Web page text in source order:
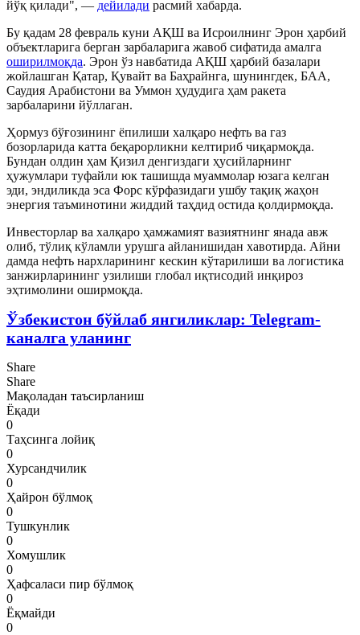
йўқ қилади", — дейилади расмий хабарда.
Бу қадам 28 февраль куни АҚШ ва Исроилнинг Эрон ҳарбий
объектларига берган зарбаларига жавоб сифатида амалга
оширилмоқда. Эрон ўз навбатида АҚШ ҳарбий базалари
жойлашган Қатар, Қувайт ва Баҳрайнга, шунингдек, БАА,
Саудия Арабистони ва Уммон ҳудудига ҳам ракета
зарбаларини йўллаган.
Ҳормуз бўғозининг ёпилиши халқаро нефть ва газ
бозорларида катта беқарорликни келтириб чиқармоқда.
Бундан олдин ҳам Қизил денгиздаги ҳусийларнинг
ҳужумлари туфайли юк ташишда муаммолар юзага келган
эди, эндиликда эса Форс кўрфазидаги ушбу тақиқ жаҳон
энергия таъминотини жиддий таҳдид остида қолдирмоқда.
Инвесторлар ва халқаро ҳамжамият вазиятнинг янада авж
олиб, тўлиқ кўламли урушга айланишидан хавотирда. Айни
дамда нефть нархларининг кескин кўтарилиши ва логистика
занжирларининг узилиши глобал иқтисодий инқироз
эҳтимолини оширмоқда.
Ўзбекистон бўйлаб янгиликлар: Telegram-
каналга уланинг
Share
Share
Мақоладан таъсирланиш
Ёқади
0
Таҳсинга лойиқ
0
Хурсандчилик
0
Ҳайрон бўлмоқ
0
Тушкунлик
0
Хомушлик
0
Ҳафсаласи пир бўлмоқ
0
Ёқмайди
0